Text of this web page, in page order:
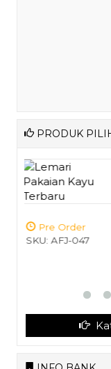
PRODUK
SKU: AFJ-008